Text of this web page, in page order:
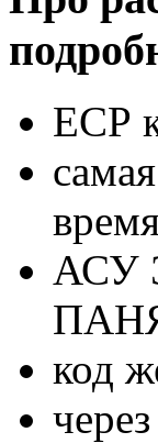
ЕСР
АСУ
код